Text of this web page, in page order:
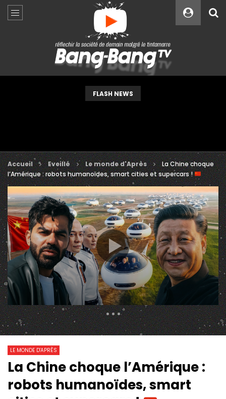
FLASH NEWS
Accueil Eveillé Le monde d'Après
La Chine choque
l’Amérique : robots humanoïdes, smart cities et supercars !
398 Views
288 723 0
Watch Later
01:41:52
CANICULE, IA, DÉTROIT D’ORMUZ :
01:25:40
« ON A PERDU LE
LE MONDE D'APRÈS
La Chine choque l’Amérique :
robots humanoïdes, smart
Custom Amount
VEUILLEZ PATIENTER...